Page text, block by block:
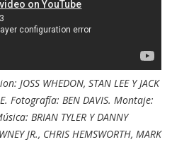
JOSS WHEDON, STAN LEE Y JACK
Fotografía: BEN DAVIS. Montaje:
BRIAN TYLER Y DANNY
JR., CHRIS HEMSWORTH, MARK